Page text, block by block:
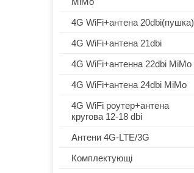
4G WiFi+антена 20dbi(пушка)
4G WiFi+антена 21dbi
4G WiFi+антенна 22dbi MiMo
4G WiFi+антена 24dbi MiMo
4G WiFi роутер+антена
кругова 12-18 dbi
Антени 4G-LTE/3G
Комплектующі